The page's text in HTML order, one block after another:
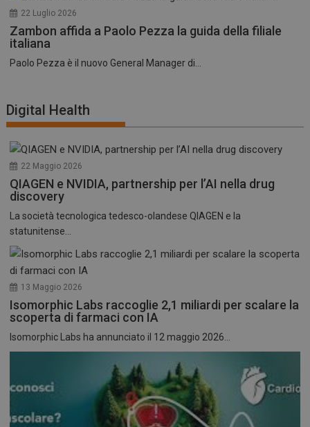
22 Luglio 2026
Zambon affida a Paolo Pezza la guida della filiale
italiana
Paolo Pezza è il nuovo General Manager di...
Digital Health
22 Maggio 2026
QIAGEN e NVIDIA, partnership per l’AI nella drug
discovery
La società tecnologica tedesco-olandese QIAGEN e la
statunitense...
13 Maggio 2026
Isomorphic Labs raccoglie 2,1 miliardi per scalare la
scoperta di farmaci con IA
Isomorphic Labs ha annunciato il 12 maggio 2026...